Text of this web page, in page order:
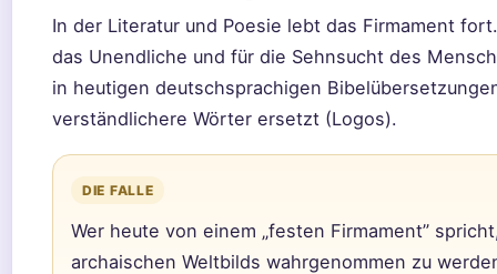
In der Literatur und Poesie lebt das Firmament
das Unendliche und für die Sehnsucht des
in heutigen deutschsprachigen
verständlichere Wörter ersetzt (Logos).
DIE FALLE
Wer heute von einem „festen Firmament”
archaischen Weltbilds wahrgenommen zu